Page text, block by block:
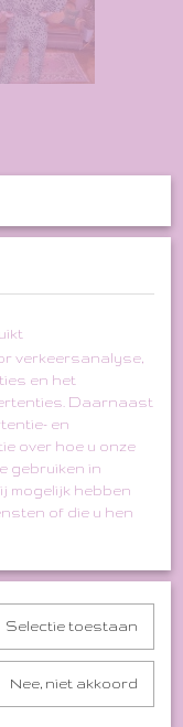
Leopard
verkeersanalyse,
en het
Daarnaast
en
over hoe u onze
gebruiken in
mogelijk hebben
of die u hen
Selectie toestaan
Nee, niet akkoord